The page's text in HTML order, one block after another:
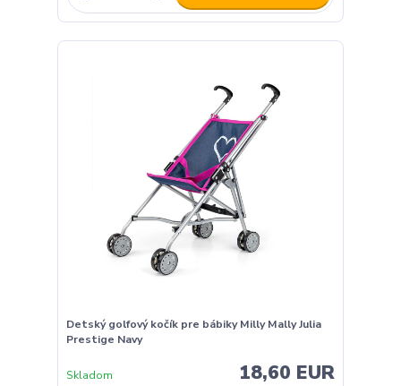
Detský golfový kočík pre bábiky Milly Mally Julia
Prestige Navy
18,60 EUR
Skladom